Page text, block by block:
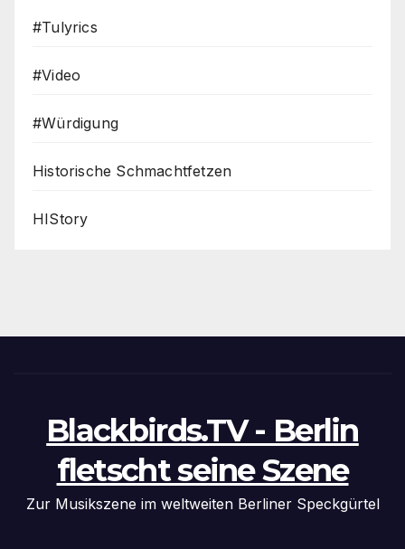
#Tulyrics
#Video
#Würdigung
Historische Schmachtfetzen
HIStory
Blackbirds.TV - Berlin
fletscht seine Szene
Zur Musikszene im weltweiten Berliner Speckgürtel